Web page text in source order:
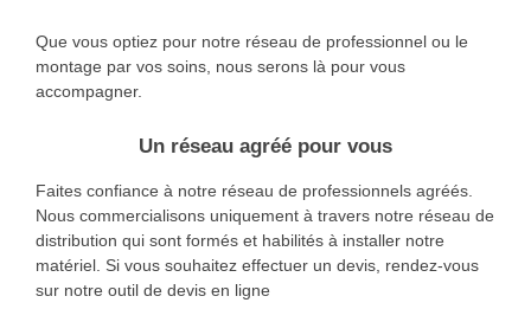
Que vous optiez pour notre réseau de professionnel ou le
montage par vos soins, nous serons là pour vous
accompagner.
Un réseau agréé pour vous
Faites confiance à notre réseau de professionnels agréés.
Nous commercialisons uniquement à travers notre réseau de
distribution qui sont formés et habilités à installer notre
matériel. Si vous souhaitez effectuer un devis, rendez-vous
sur notre outil de devis en ligne